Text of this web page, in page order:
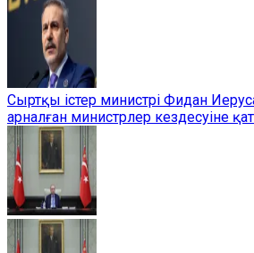
Сыртқы істер министрі Фидан
арналған министрлер кездесуіне